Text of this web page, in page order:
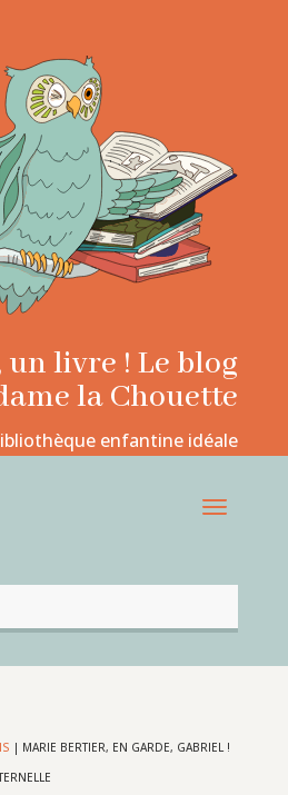
un livre ! Le blog
la Chouette
enfantine idéale
| MARIE BERTIER, EN GARDE, GABRIEL !